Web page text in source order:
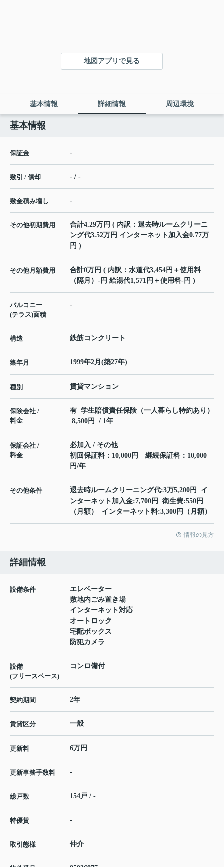
地図アプリで見る
基本情報 詳細情報 周辺環境
基本情報
保証金 -
敷引 / 償却 - / -
敷金積み増し -
その他初期費用
合計4.29万円 ( 内訳：退去時ルームクリーニ
ング代3.52万円 インターネット加入金0.77万
円 )
その他月額費用
合計0万円 ( 内訳：水道代3,454円＋使用料
（隔月）-円 給湯代1,571円＋使用料-円 )
バルコニー
(テラス)面積
-
構造 鉄筋コンクリート
築年月 1999年2月(築27年)
種別 賃貸マンション
保険会社 /
料金
有 学生賠償責任保険（一人暮らし特約あり）
8,500円 / 1年
保証会社 /
料金
必加入 / その他
初回保証料：10,000円 継続保証料：10,000
円/年
その他条件
退去時ルームクリーニング代:3万5,200円 イ
ンターネット加入金:7,700円 衛生費:550円
（月額） インターネット料:3,300円（月額）
情報の見方
詳細情報
設備条件
エレベーター
敷地内ごみ置き場
インターネット対応
オートロック
宅配ボックス
防犯カメラ
設備
(フリースペース)
コンロ備付
契約期間 2年
賃貸区分 一般
更新料 6万円
更新事務手数料 -
総戸数 154戸 / -
特優賃 -
取引態様 仲介